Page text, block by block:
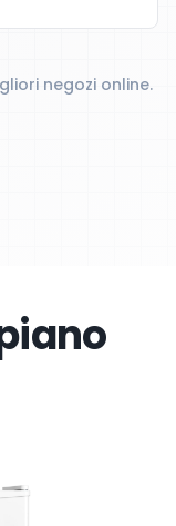
negozi online.